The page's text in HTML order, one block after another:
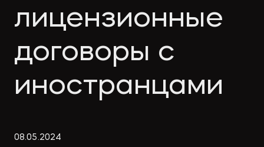
правоПолезные
материалы
Статьи
лицензионные
договоры с
иностранцами
08.05.2024